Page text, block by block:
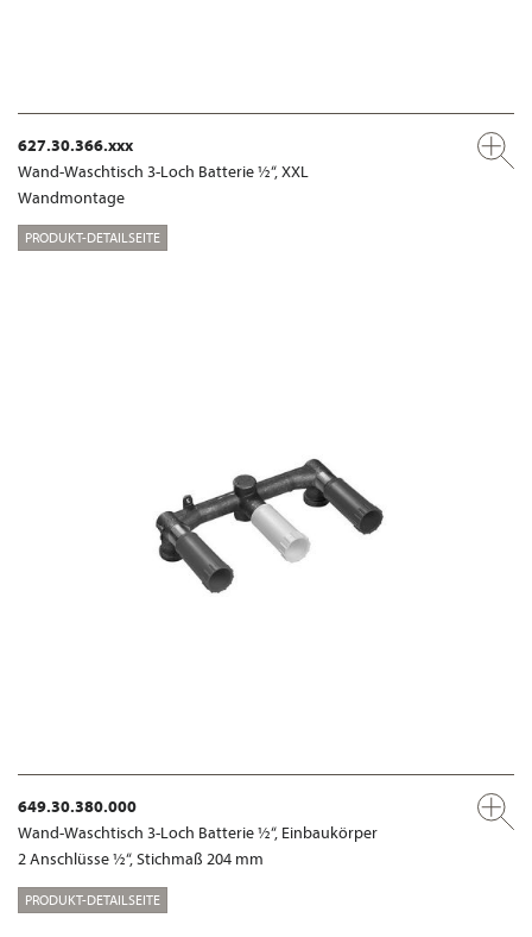
627.30.366.xxx
Wand-Waschtisch 3-Loch Batterie ½“, XXL
Wandmontage
PRODUKT-DETAILSEITE
649.30.380.000
Wand-Waschtisch 3-Loch Batterie ½“, Einbaukörper
2 Anschlüsse ½“, Stichmaß 204 mm
PRODUKT-DETAILSEITE